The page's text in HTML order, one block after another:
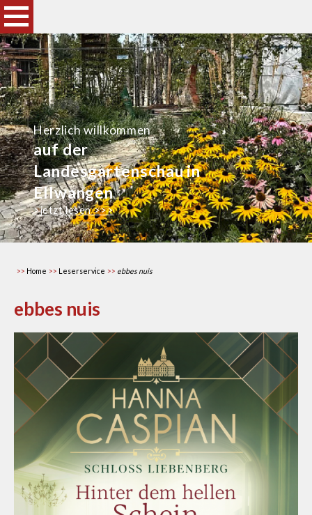
Herzlich willkommen
auf der
Landesgartenschau in
Ellwangen
>jetzt lesen >>>
Home Leserservice ebbes nuis
ebbes nuis